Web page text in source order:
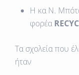
Η κα Ν.
φορέα
Τα σχολεία που
ήταν